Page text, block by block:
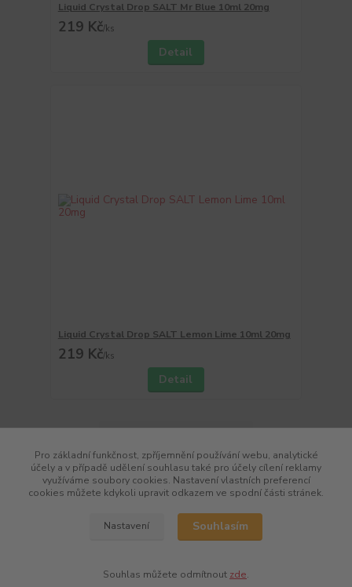
Liquid Crystal Drop SALT Mr Blue 10ml 20mg
219 Kč/ks
Detail
Liquid Crystal Drop SALT Lemon Lime 10ml 20mg
219 Kč/ks
Detail
strana z 2další
Pro základní funkčnost, zpříjemnění používání webu, analytické
účely a v případě udělení souhlasu také pro účely cílení reklamy
využíváme soubory cookies. Nastavení vlastních preferencí
cookies můžete kdykoli upravit odkazem ve spodní části stránek.
Nastavení Souhlasím
Souhlas můžete odmítnout zde.